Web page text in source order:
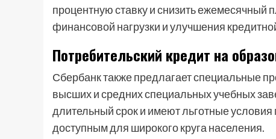
процентную ставку и снизить ежемесячный
финансовой нагрузки и улучшения
Потребительский кредит на
Сбербанк также предлагает специальные
высших и средних специальных учебных
длительный срок и имеют льготные
доступным для широкого круга населения.